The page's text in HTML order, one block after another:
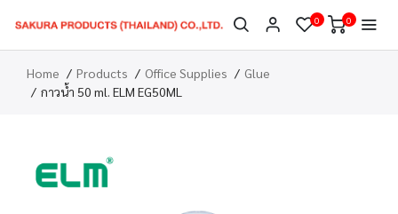
0 0
Home Products Office Supplies
Glue
กาวน้ำ 50 ml. ELM EG50ML